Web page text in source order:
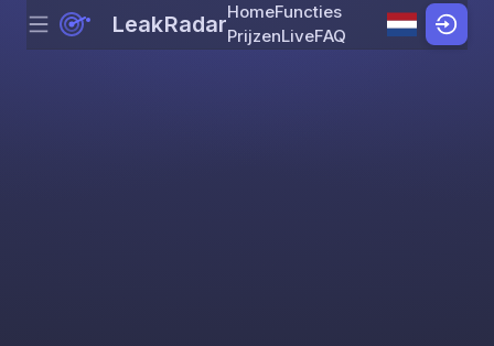
Skip to content
Menu LeakRadarHomeFuncties
PrijzenLiveFAQ